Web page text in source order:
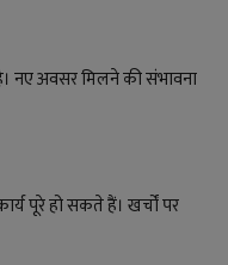
नए अवसर मिलने की संभावना
पूरे हो सकते हैं। खर्चों पर